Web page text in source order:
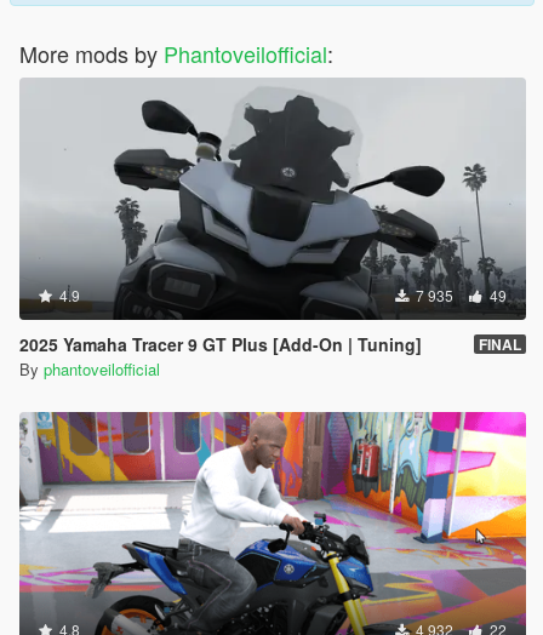
More mods by Phantoveilofficial:
4.9 7 935 49
2025 Yamaha Tracer 9 GT Plus [Add-On | Tuning] FINAL
By phantoveilofficial
4.8 4 932 22